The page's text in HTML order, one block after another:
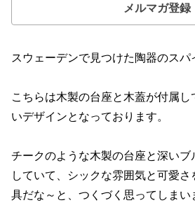
メルマガ登録
スウェーデンで見つけた陶器のスパ
こちらは木製の台座と木蓋が付属
いデザインとなっております。
チークのような木製の台座と深い
していて、シックな雰囲気と可愛
具だな～と、つくづく思ってしまい